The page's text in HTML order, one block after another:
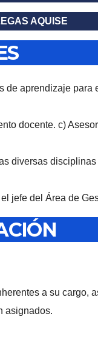
AQUISE
de aprendizaje para
docente. c)
diversas
jefe del Área de
a su cargo,
asignados.